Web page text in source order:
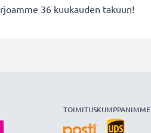
36 kuukauden takuun!
TOIMITUSKUMPPANIMME